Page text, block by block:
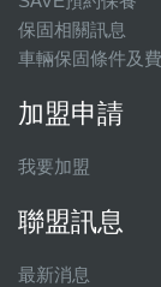
保固相關訊息
車輛保固條件及
加盟申請
我要加盟
聯盟訊息
最新消息